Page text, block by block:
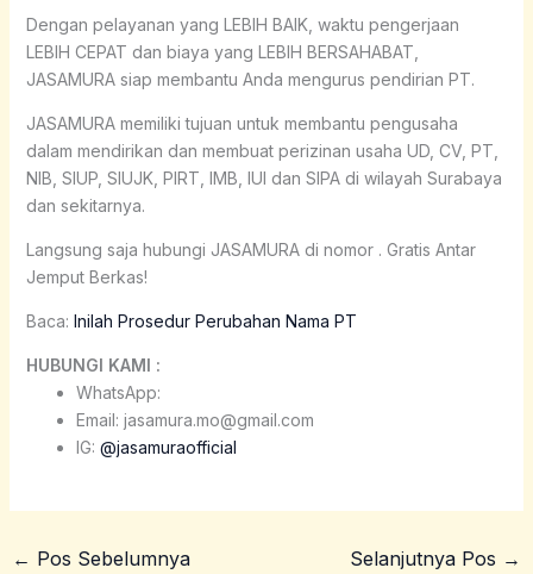
Dengan pelayanan yang LEBIH BAIK, waktu pengerjaan
LEBIH CEPAT dan biaya yang LEBIH BERSAHABAT,
JASAMURA siap membantu Anda mengurus pendirian PT.
JASAMURA memiliki tujuan untuk membantu pengusaha
dalam mendirikan dan membuat perizinan usaha UD, CV, PT,
NIB, SIUP, SIUJK, PIRT, IMB, IUI dan SIPA di wilayah Surabaya
dan sekitarnya.
Langsung saja hubungi JASAMURA di nomor . Gratis Antar
Jemput Berkas!
Baca: Inilah Prosedur Perubahan Nama PT
HUBUNGI KAMI :
WhatsApp:
Email: jasamura.mo@gmail.com
IG: @jasamuraofficial
← Pos Sebelumnya Selanjutnya Pos →